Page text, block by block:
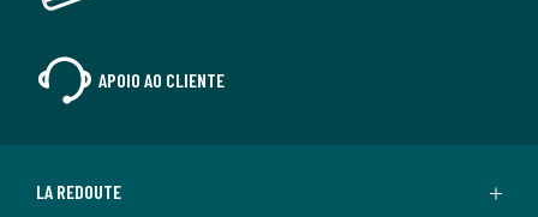
APOIO AO CLIENTE
LA REDOUTE